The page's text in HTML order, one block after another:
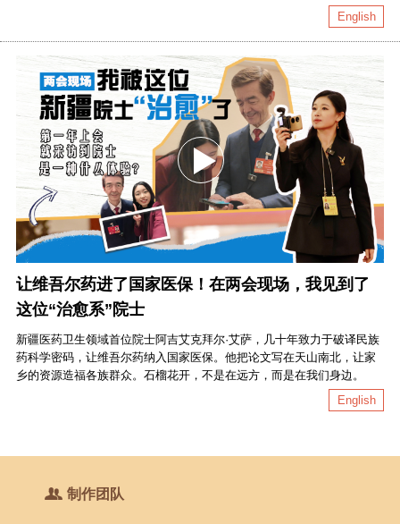
English
让维吾尔药进了国家医保！在两会现场，我见到了
这位“治愈系”院士
新疆医药卫生领域首位院士阿吉艾克拜尔·艾萨，几十年致力于破译民族
药科学密码，让维吾尔药纳入国家医保。他把论文写在天山南北，让家
乡的资源造福各族群众。石榴花开，不是在远方，而是在我们身边。
English
制作团队